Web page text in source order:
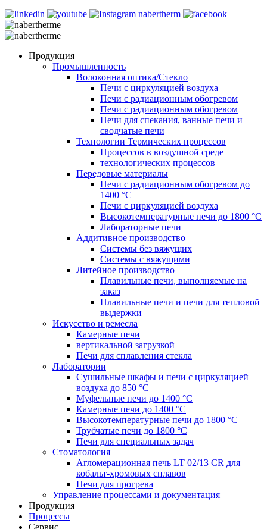
Продукция
Промышленность
Волоконная оптика/Cтекло
Печи с циркуляцией воздуха
Печи с радиационным обогревом
Печи с радиационным обогревом
Печи для спекания, ванные печи и
сводчатые печи
Технологии Термических процессов
Процессов в воздушной среде
технологических процессов
Передовые материалы
Печи с радиационным обогревом до
1400 °C
Печи с циркуляцией воздуха
Высокотемпературные печи до 1800 °C
Лабораторные печи
Аддитивное производство
Системы без вяжущих
Системы с вяжущими
Литейное производство
Плавильные печи, выполняемые на
заказ
Плавильные печи и печи для тепловой
выдержки
Искусство и ремесла
Камерные печи
вертикальной загрузкой
Печи для сплавления стекла
Лаборатории
Сушильные шкафы и печи с циркуляцией
воздуха до 850 °C
Муфельные печи до 1400 °C
Камерные печи до 1400 °C
Высокотемпературные печи до 1800 °C
Трубчатые печи до 1800 °C
Печи для специальных задач
Стоматология
Агломерационная печь LT 02/13 CR для
кобальт-хромовых сплавов
Печи для прогрева
Управление процессами и документация
Продукция
Процессы